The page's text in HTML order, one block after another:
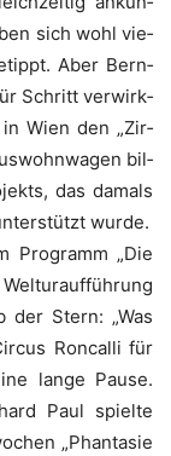
sich wohl vie­
Aber Bern­
Schritt ver­wirk­
Wien den „Zir­
bil­
das damals
wurde.
Pro­gramm „Die
der Stern: „Was
Ron­cal­li für
lan­ge Pau­se.
Paul spiel­te
„Phan­ta­sie